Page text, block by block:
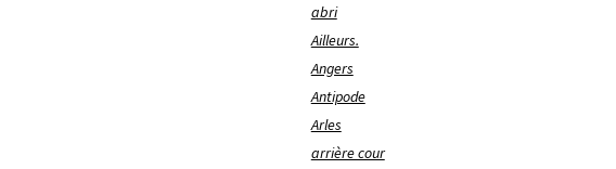
abri
Ailleurs.
Angers
Antipode
Arles
arrière cour